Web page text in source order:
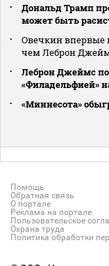
Дональд Трамп
может быть
Овечкин впервые
чем Леброн
Леброн Джеймс
«Филадельфией»
«Миннесота»
Помощь
Обратная связь
О портале
Реклама на портале
Пользовательское
Охрана труда
Политика обработки